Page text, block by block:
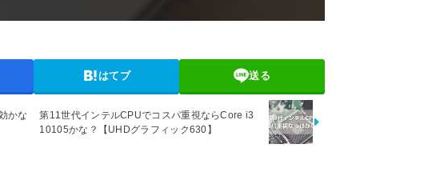
はてブ 送る
第11世代インテルCPUでコスパ重視ならCore i3
10105かな？【UHDグラフィック630】
かな